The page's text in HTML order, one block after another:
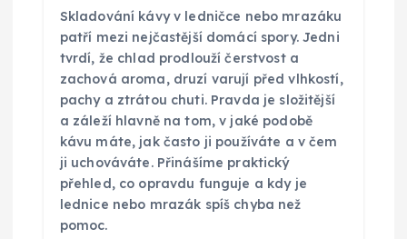
Skladování kávy v ledničce nebo mrazáku
patří mezi nejčastější domácí spory. Jedni
tvrdí, že chlad prodlouží čerstvost a
zachová aroma, druzí varují před vlhkostí,
pachy a ztrátou chuti. Pravda je složitější
a záleží hlavně na tom, v jaké podobě
kávu máte, jak často ji používáte a v čem
ji uchováváte. Přinášíme praktický
přehled, co opravdu funguje a kdy je
lednice nebo mrazák spíš chyba než
pomoc.